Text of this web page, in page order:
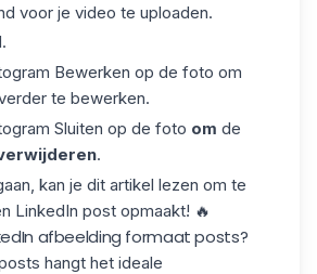
voor je video te uploaden.
Bewerken op de foto om
te bewerken.
Sluiten op de foto om de
.
kan je dit artikel lezen om te
LinkedIn post opmaakt! 🔥
afbeelding formaat posts?
hangt het ideale